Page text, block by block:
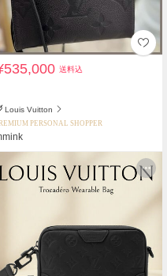
送料込
Louis Vuitton
PERSONAL SHOPPER